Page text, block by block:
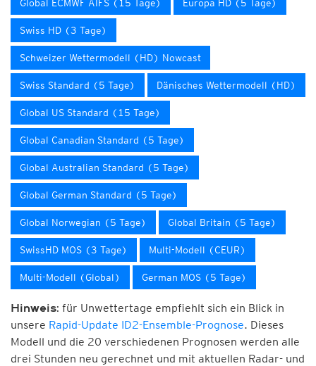
Global ECMWF AIFS (15 Tage) Europa HD (5 Tage)
Swiss HD (3 Tage)
Schweizer Wettermodell (HD) Nowcast
Swiss Standard (5 Tage) Dänisches Wettermodell (HD)
Global US Standard (15 Tage)
Global Canadian Standard (5 Tage)
Global Australian Standard (5 Tage)
Global German Standard (5 Tage)
Global Norwegian (5 Tage) Global Britain (5 Tage)
SwissHD MOS (3 Tage) Multi-Modell (CEUR)
Multi-Modell (Global) German MOS (5 Tage)
Hinweis: für Unwettertage empfiehlt sich ein Blick in
unsere Rapid-Update ID2-Ensemble-Prognose. Dieses
Modell und die 20 verschiedenen Prognosen werden alle
drei Stunden neu gerechnet und mit aktuellen Radar- und